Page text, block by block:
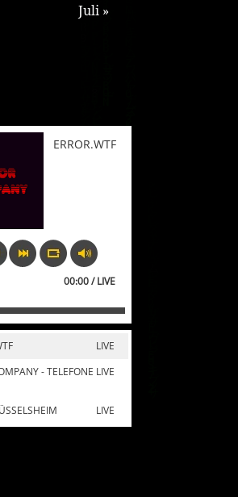
Juli »
ERROR.WTF
00:00 / LIVE
LIVE
LIVE
- TELEFONE
LIVE